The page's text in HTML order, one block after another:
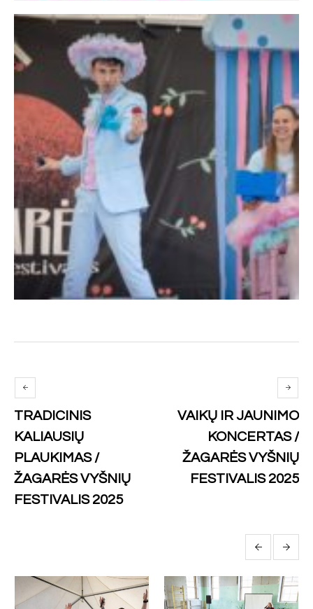
TRADICINIS
KALIAUSIŲ
PLAUKIMAS /
ŽAGARĖS VYŠNIŲ
FESTIVALIS 2025
VAIKŲ IR JAUNIMO
KONCERTAS /
ŽAGARĖS VYŠNIŲ
FESTIVALIS 2025
More posts